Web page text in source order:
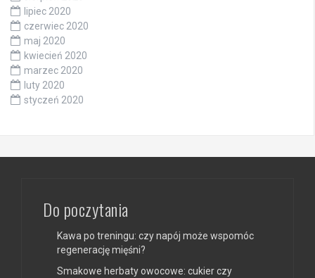
lipiec 2020
czerwiec 2020
maj 2020
kwiecień 2020
marzec 2020
luty 2020
styczeń 2020
Do poczytania
Kawa po treningu: czy napój może wspomóc
regenerację mięśni?
Smakowe herbaty owocowe: cukier czy